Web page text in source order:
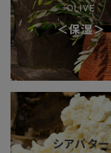
OLIVE
＜保湿＞
シアバター